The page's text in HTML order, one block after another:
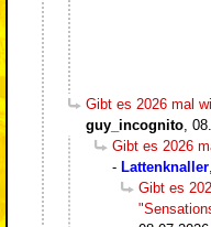
Gibt es 2026 mal
guy_incognito
Gibt es 2026
- Lattenknaller
Gibt es